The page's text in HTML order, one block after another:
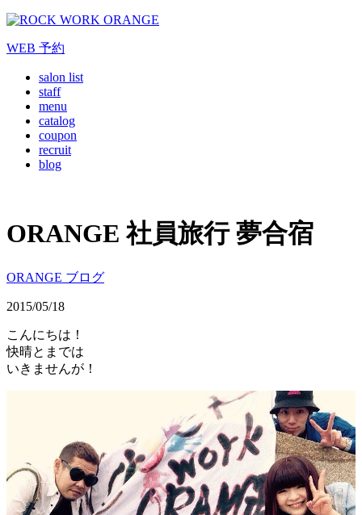
WEB 予約
salon list
staff
menu
catalog
coupon
recruit
blog
ORANGE 社員旅行 夢合宿
ORANGE ブログ
2015/05/18
こんにちは！
快晴とまでは
いきませんが！